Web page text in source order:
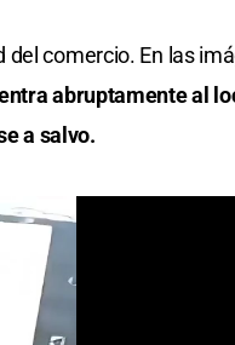
comercio. En las
abruptamente al
a salvo.